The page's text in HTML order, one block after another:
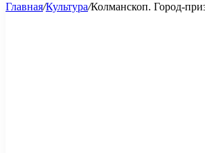
Главная/Культура/Колманскоп. Город-